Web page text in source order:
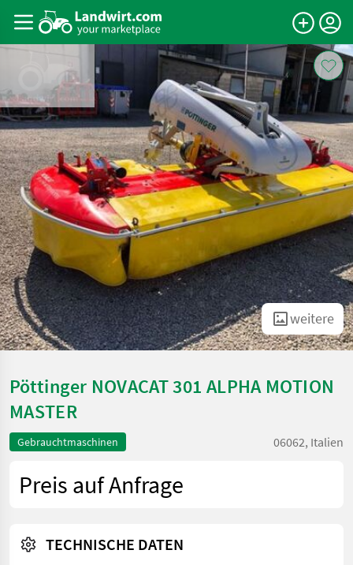
weitere
Pöttinger NOVACAT 301 ALPHA MOTION
MASTER
Gebrauchtmaschinen 06062, Italien
Preis auf Anfrage
TECHNISCHE DATEN